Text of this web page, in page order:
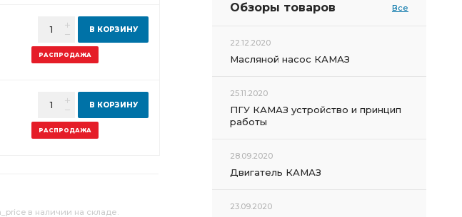
РАСПРОДАЖА
В КОРЗИНУ
РАСПРОДАЖА
В КОРЗИНУ
в наличии на складе.
Обзоры товаров Все
22.12.2020
Масляной насос КАМАЗ
25.11.2020
ПГУ КАМАЗ устройство и принцип
работы
28.09.2020
Двигатель КАМАЗ
23.09.2020